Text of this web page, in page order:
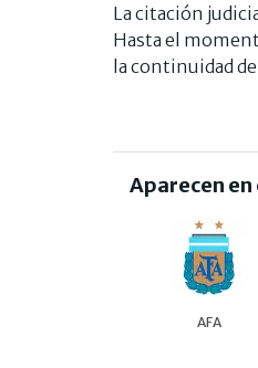
La citación
Hasta el
la continuidad
Aparecen
AFA